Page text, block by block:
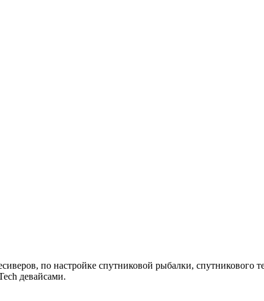
по настройке спутниковой рыбалки, спутникового
девайсами.